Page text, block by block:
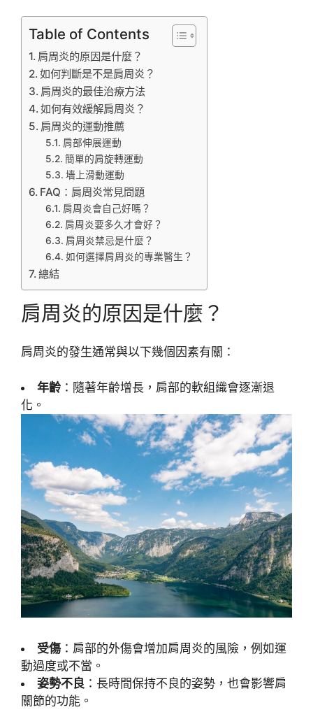
Table of Contents
肩周炎的原因是什麼？
如何判斷是不是肩周炎？
肩周炎的最佳治療方法
如何有效緩解肩周炎？
肩周炎的運動推薦
肩部伸展運動
簡單的肩旋轉運動
墻上滑動運動
FAQ：肩周炎常見問題
肩周炎會自己好嗎？
肩周炎要多久才會好？
肩周炎禁忌是什麼？
如何選擇肩周炎的專業醫生？
總結
肩周炎的原因是什麼？
肩周炎的發生通常與以下幾個因素有關：
年齡 ：隨著年齡增長，肩部的軟組織會逐漸退
化。
受傷 ：肩部的外傷會增加肩周炎的風險，例如運
動過度或不當。
姿勢不良 ：長時間保持不良的姿勢，也會影響肩
關節的功能。